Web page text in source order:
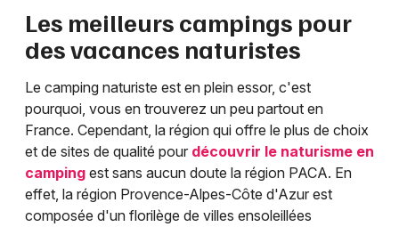
Mon email
Je m'abonne
Les meilleurs campings pour
des vacances naturistes
Le camping naturiste est en plein essor, c'est
pourquoi, vous en trouverez un peu partout en
France. Cependant, la région qui offre le plus de choix
et de sites de qualité pour découvrir le naturisme en
camping est sans aucun doute la région PACA. En
effet, la région Provence-Alpes-Côte d'Azur est
composée d'un florilège de villes ensoleillées